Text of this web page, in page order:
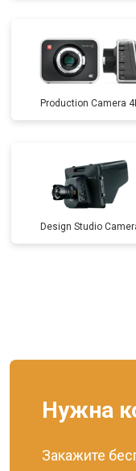
Production Camera
Design Studio
Нужна
Закажите